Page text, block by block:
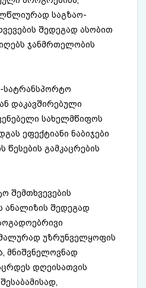
საგზაო-
შედეგად ასობით
ჯანმრთელობის
სატრანსპორტო
დაკავშირებული
სახელმწიფოს
ეფექტიანი ნაბიჯები
წესების გამკაცრების
შემთხვევების
ანალიზის შედეგად
უზრუნველყოფის
მნიშვნელოვნად
დღეისათვის